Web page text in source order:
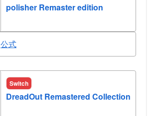
polisher Remaster edition
公式
Switch
DreadOut Remastered Collection